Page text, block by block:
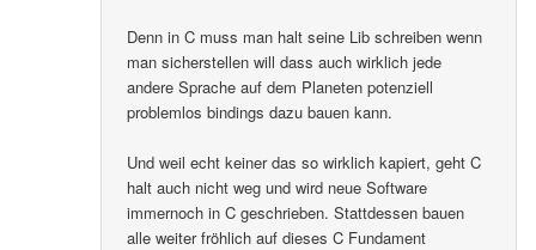
Denn in C muss man halt seine Lib schreiben wenn
man sicherstellen will dass auch wirklich jede
andere Sprache auf dem Planeten potenziell
problemlos bindings dazu bauen kann.
Und weil echt keiner das so wirklich kapiert, geht C
halt auch nicht weg und wird neue Software
immernoch in C geschrieben. Stattdessen bauen
alle weiter fröhlich auf dieses C Fundament